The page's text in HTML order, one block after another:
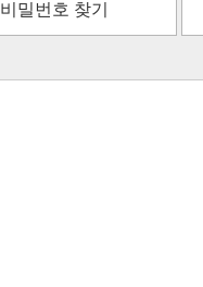
비밀번호 찾기